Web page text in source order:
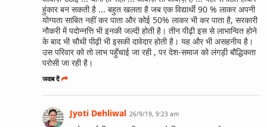
हुंकार बन सकती है ... बहुत खलता है जब एक विद्यार्थी 90 % लाकर अपनी
योग्यता साबित नहीं कर पाता और कोई 50% लाकर भी कर पाता है, सरकारी
नौकरी में पदोन्नत्ति भी इनकी जल्दी होती है। तीन पीढ़ी इस से लाभान्वित होने
के बाद भी चौथी पीढ़ी भी इसकी दावेदार होती है। यह और भी असहनीय है।
उस परिवार को तो लाभ पहुँचाई जा रही , पर देश-समाज को लंगड़ी बौद्धिकता
परोसी जा रही है।
जवाब दें
Jyoti Dehliwal 26/9/19, 9:23 am